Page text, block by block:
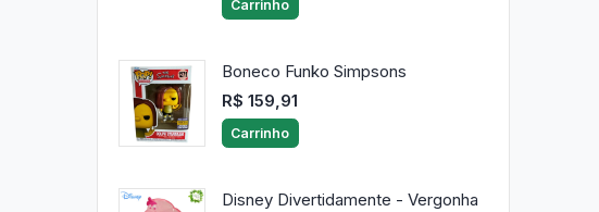
Carrinho
Boneco Funko Simpsons
R$ 159,91
Carrinho
Disney Divertidamente - Vergonha